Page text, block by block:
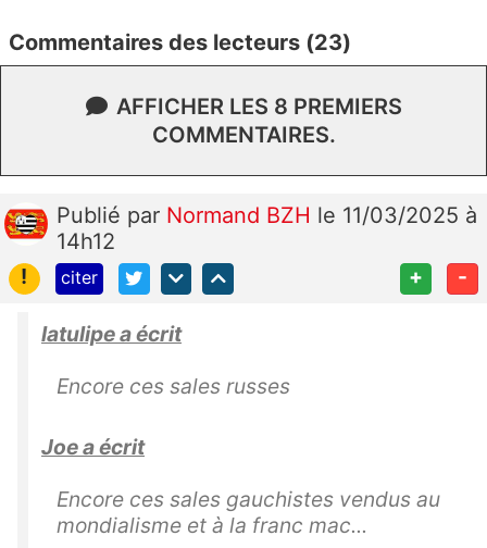
Commentaires des lecteurs (23)
AFFICHER LES 8 PREMIERS
COMMENTAIRES.
Publié par Normand BZH le 11/03/2025 à
14h12
!
citer + -
latulipe a écrit
Encore ces sales russes
Joe a écrit
Encore ces sales gauchistes vendus au
mondialisme et à la franc mac...